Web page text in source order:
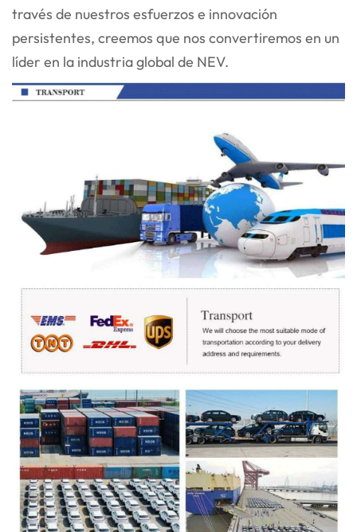
través de nuestros esfuerzos e innovación
persistentes, creemos que nos convertiremos en un
líder en la industria global de NEV.